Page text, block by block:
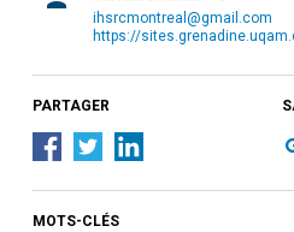
ihsrcmontreal@gmail.com
https://
PARTAGER
MOTS-CLÉS